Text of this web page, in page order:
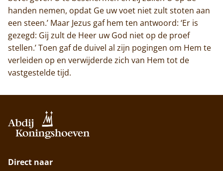
handen nemen, opdat Ge uw voet niet zult stoten aan
een steen.’ Maar Jezus gaf hem ten antwoord: ‘Er is
gezegd: Gij zult de Heer uw God niet op de proef
stellen.’ Toen gaf de duivel al zijn pogingen om Hem te
verleiden op en verwijderde zich van Hem tot de
vastgestelde tijd.
Direct naar